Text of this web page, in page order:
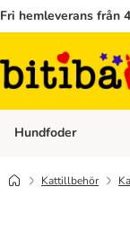
Fri hemleverans från
Hundfoder
Kattillbehör